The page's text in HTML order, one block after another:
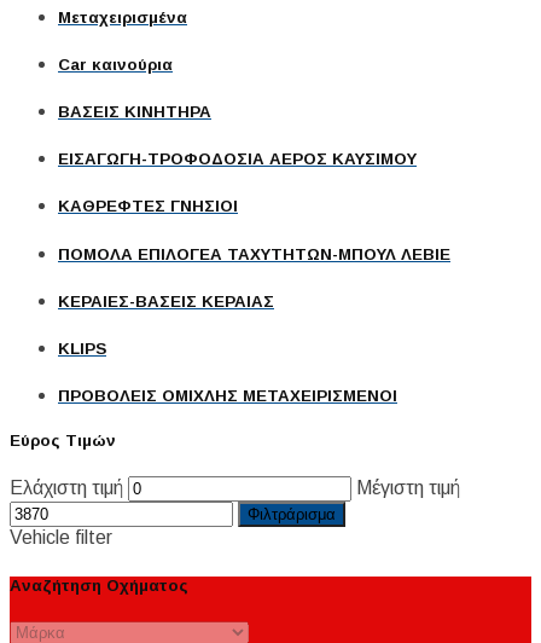
Μεταχειρισμένα
Car καινούρια
ΒΑΣΕΙΣ ΚΙΝΗΤΗΡΑ
ΕΙΣΑΓΩΓΗ-ΤΡΟΦΟΔΟΣΙΑ ΑΕΡΟΣ ΚΑΥΣΙΜΟΥ
ΚΑΘΡΕΦΤΕΣ ΓΝΗΣΙΟΙ
ΠΟΜΟΛΑ ΕΠΙΛΟΓΕΑ ΤΑΧΥΤΗΤΩΝ-ΜΠΟΥΛ ΛΕΒΙΕ
ΚΕΡΑΙΕΣ-ΒΑΣΕΙΣ ΚΕΡΑΙΑΣ
KLIPS
ΠΡΟΒΟΛΕΙΣ ΟΜΙΧΛΗΣ ΜΕΤΑΧΕΙΡΙΣΜΕΝΟΙ
Εύρος Τιμών
Ελάχιστη τιμή Μέγιστη τιμή
Φιλτράρισμα
Vehicle filter
Αναζήτηση Οχήματος